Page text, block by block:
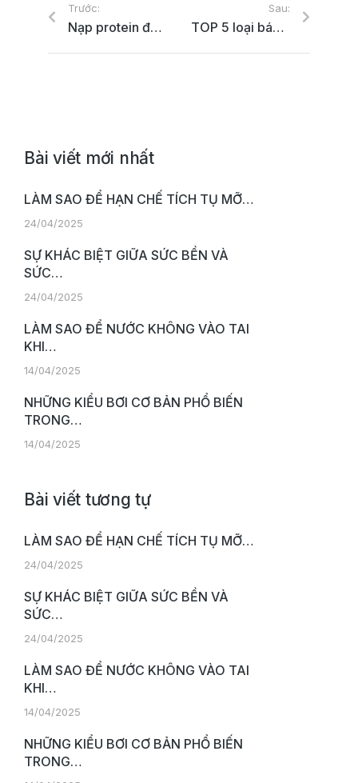
Bài viết mới nhất
LÀM SAO ĐỂ HẠN CHẾ TÍCH TỤ MỠ…
24/04/2025
SỰ KHÁC BIỆT GIỮA SỨC BỀN VÀ
SỨC…
24/04/2025
LÀM SAO ĐỂ NƯỚC KHÔNG VÀO TAI
KHI…
14/04/2025
NHỮNG KIỂU BƠI CƠ BẢN PHỔ BIẾN
TRONG…
14/04/2025
Bài viết tương tự
LÀM SAO ĐỂ HẠN CHẾ TÍCH TỤ MỠ…
24/04/2025
SỰ KHÁC BIỆT GIỮA SỨC BỀN VÀ
SỨC…
24/04/2025
LÀM SAO ĐỂ NƯỚC KHÔNG VÀO TAI
KHI…
14/04/2025
NHỮNG KIỂU BƠI CƠ BẢN PHỔ BIẾN
TRONG…
Trước:
Nạp protein đúng cách để giảm cân
Sau:
TOP 5 loại bánh ăn vặt bổ dưỡng mẹ bầu không nên bỏ qua